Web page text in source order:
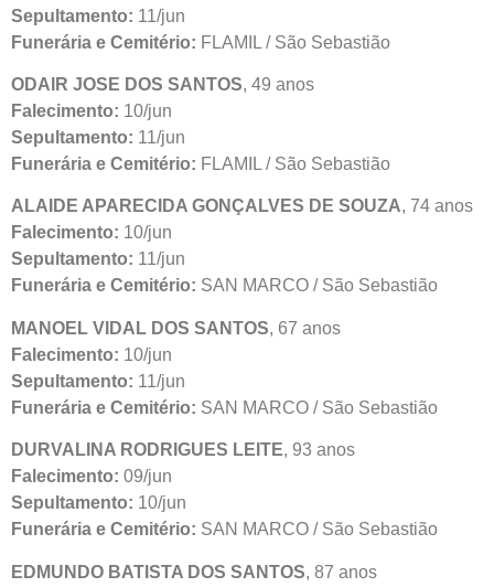
Sepultamento: 11/jun
Funerária e Cemitério: FLAMIL / São Sebastião
ODAIR JOSE DOS SANTOS, 49 anos
Falecimento: 10/jun
Sepultamento: 11/jun
Funerária e Cemitério: FLAMIL / São Sebastião
ALAIDE APARECIDA GONÇALVES DE SOUZA, 74 anos
Falecimento: 10/jun
Sepultamento: 11/jun
Funerária e Cemitério: SAN MARCO / São Sebastião
MANOEL VIDAL DOS SANTOS, 67 anos
Falecimento: 10/jun
Sepultamento: 11/jun
Funerária e Cemitério: SAN MARCO / São Sebastião
DURVALINA RODRIGUES LEITE, 93 anos
Falecimento: 09/jun
Sepultamento: 10/jun
Funerária e Cemitério: SAN MARCO / São Sebastião
EDMUNDO BATISTA DOS SANTOS, 87 anos